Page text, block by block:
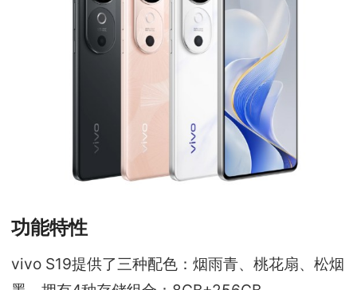
功能特性
vivo S19提供了三种配色：烟雨青、桃花扇、松烟